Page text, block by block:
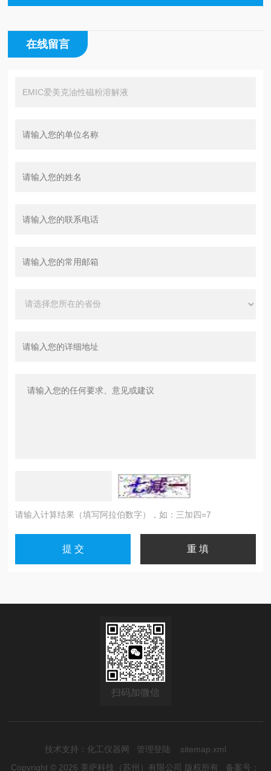
在线留言
请输入计算结果（填写阿拉伯数字），如：三加四=7
扫码加微信
技术支持： 化工仪器网 管理登陆
sitemap.xml
Copyright © 2026 美萨科技（苏州）有限公司 版权所有 备案号：